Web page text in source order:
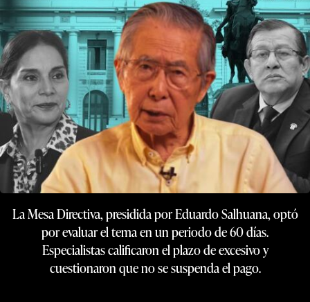
La Mesa Directiva, presidida por Eduardo Salhuana, optó
por evaluar el tema en un periodo de 60 días.
Especialistas calificaron el plazo de excesivo y
cuestionaron que no se suspenda el pago.